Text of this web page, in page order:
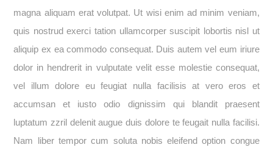
magna aliquam erat volutpat. Ut wisi enim ad minim veniam,
quis nostrud exerci tation ullamcorper suscipit lobortis nisl ut
aliquip ex ea commodo consequat. Duis autem vel eum iriure
dolor in hendrerit in vulputate velit esse molestie consequat,
vel illum dolore eu feugiat nulla facilisis at vero eros et
accumsan et iusto odio dignissim qui blandit praesent
luptatum zzril delenit augue duis dolore te feugait nulla facilisi.
Nam liber tempor cum soluta nobis eleifend option congue